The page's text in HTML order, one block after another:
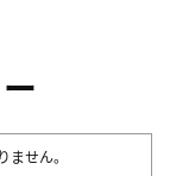
せん。